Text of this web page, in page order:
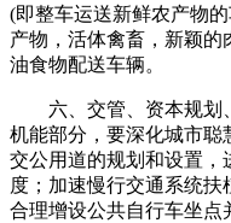
(即整车运送新鲜农产物
产物，活体禽畜，新颖的
油食物配送车辆。
六、交管、资本规划
机能部分，要深化城市聪
交公用道的规划和设置，
度；加速慢行交通系统扶
合理增设公共自行车坐点